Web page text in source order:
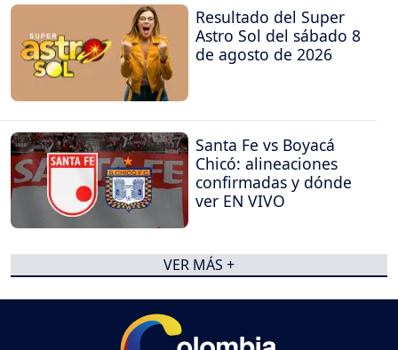
Resultado del Super
Astro Sol del sábado 8
de agosto de 2026
Santa Fe vs Boyacá
Chicó: alineaciones
confirmadas y dónde
ver EN VIVO
VER MÁS +